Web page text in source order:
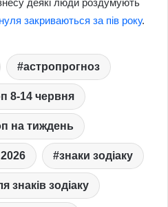
закриваються за пів року.
астропрогноз
8-14 червня
на тиждень
знаки зодіаку
знаків зодіаку